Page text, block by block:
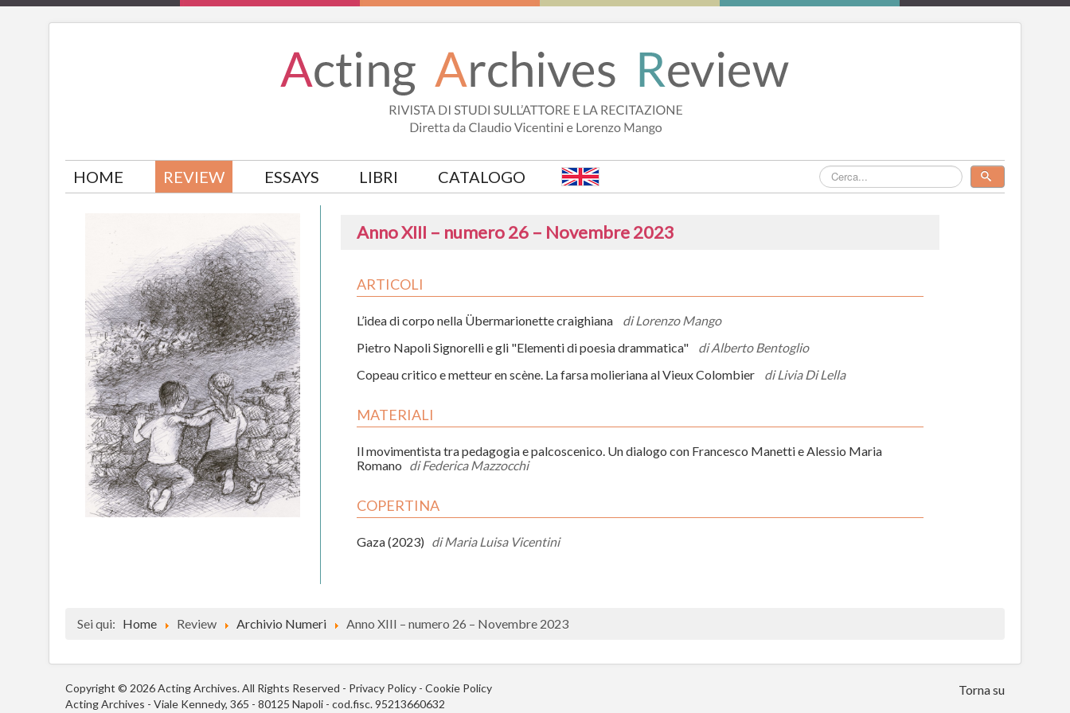
HOME REVIEW ESSAYS LIBRI CATALOGO
Anno XIII – numero 26 – Novembre 2023
ARTICOLI
L’idea di corpo nella Übermarionette craighiana di Lorenzo Mango
Pietro Napoli Signorelli e gli "Elementi di poesia drammatica" di Alberto Bentoglio
Copeau critico e metteur en scène. La farsa molieriana al Vieux Colombier di Livia Di Lella
MATERIALI
Il movimentista tra pedagogia e palcoscenico. Un dialogo con Francesco Manetti e Alessio Maria
Romano di Federica Mazzocchi
COPERTINA
Gaza (2023) di Maria Luisa Vicentini
Sei qui: Home Review Archivio Numeri Anno XIII – numero 26 – Novembre 2023
Torna su
Copyright © 2026 Acting Archives. All Rights Reserved - Privacy Policy - Cookie Policy
Acting Archives - Viale Kennedy, 365 - 80125 Napoli - cod.fisc. 95213660632